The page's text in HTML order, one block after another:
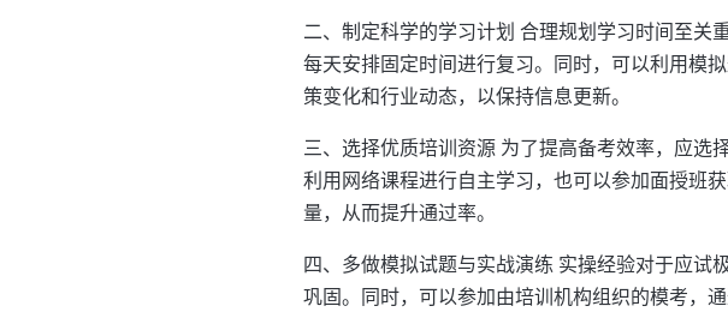
二、制定科学的学习计划 合理规划学习时间至关
每天安排固定时间进行复习。同时，可以利用模
策变化和行业动态，以保持信息更新。
三、选择优质培训资源 为了提高备考效率，应选
利用网络课程进行自主学习，也可以参加面授班
量，从而提升通过率。
四、多做模拟试题与实战演练 实操经验对于应试
巩固。同时，可以参加由培训机构组织的模考，